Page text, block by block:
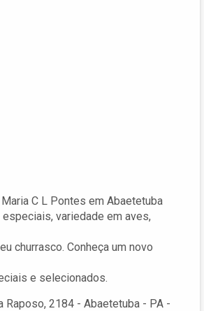
C L Pontes em Abaetetuba
variedade em aves,
churrasco. Conheça um novo
e selecionados.
Raposo, 2184 - Abaetetuba - PA -